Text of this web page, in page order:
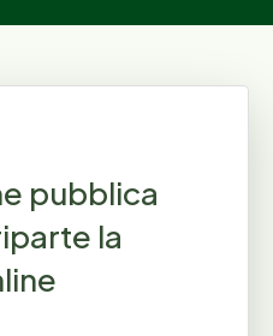
pubblica
la